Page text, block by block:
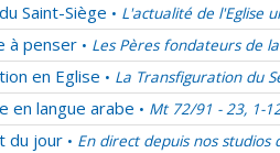
Saint-Siège • L'actualité de l'Eglise
à penser • Les Pères fondateurs de
en Eglise • La Transfiguration du
en langue arabe • Mt 72/91 - 23, 1-
du jour • En direct depuis nos studios